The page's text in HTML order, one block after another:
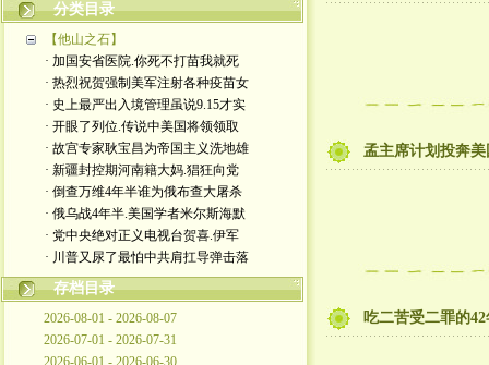
分类目录
【他山之石】
· 加国安省医院.你死不打苗我就死
· 热烈祝贺强制美军注射各种疫苗女
· 史上最严出入境管理虽说9.15才实
· 开眼了列位.传说中美国将领领取
· 故宫专家耿宝昌为帝国主义洗地雄
· 新疆封控期河南籍大妈.猖狂向党
· 倒查万维4年半谁为俄布查大屠杀
· 俄乌战4年半.美国学者米尔斯海默
· 党中央绝对正义电视台贺喜.伊军
· 川普又尿了最怕中共肩扛导弹击落
存档目录
2026-08-01 - 2026-08-07
2026-07-01 - 2026-07-31
2026-06-01 - 2026-06-30
孟主席计划投奔
吃二苦受二罪的